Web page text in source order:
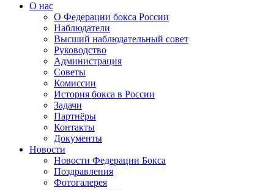
О нас
О Федерации бокса России
Наблюдатели
Высший наблюдательный совет
Руководство
Администрация
Советы
Комиссии
История бокса в России
Задачи
Партнёры
Контакты
Документы
Новости
Новости Федерации Бокса
Поздравления
Фотогалерея